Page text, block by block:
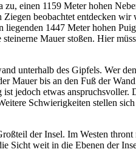
einen 1159 Meter hohen
beobachtet entdecken
1447 Meter hohen
Mauer stoßen. Hier
unterhalb des Gipfels. Wer
Mauer bis an den Fuß der
jedoch etwas
Schwierigkeiten stellen
der Insel. Im Westen
Sicht weit in die Ebenen der